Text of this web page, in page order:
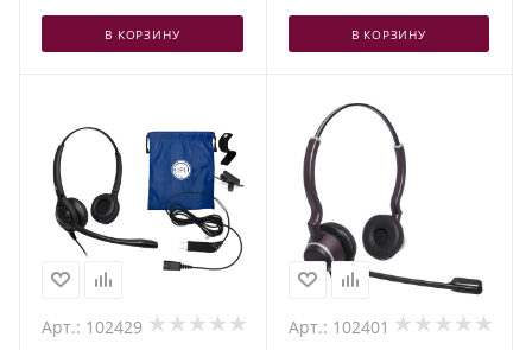
В КОРЗИНУ В КОРЗИНУ
Арт.: 102429 Арт.: 102401